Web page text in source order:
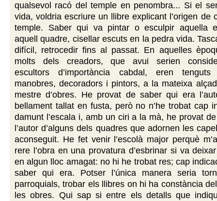
qualsevol racó del temple en penombra... Si el
vida, voldria escriure un llibre explicant l’origen de
temple. Saber qui va pintar o esculpir aquella
aquell quadre, cisellar escuts en la pedra vida.
difícil, retrocedir fins al passat. En aquelles
molts dels creadors, que avui serien
escultors d’importància cabdal, eren
manobres, decoradors i pintors, a la mateixa
mestre d’obres. He provat de saber qui era
bellament tallat en fusta, però no n’he trobat cap
damunt l’escala i, amb un ciri a la mà, he provat
l’autor d’alguns dels quadres que adornen les
aconseguit. He fet venir l’escolà major perquè
rere l’obra en una provatura d’esbrinar si va
en algun lloc amagat: no hi he trobat res; cap
saber qui era. Potser l’única manera seria
parroquials, trobar els llibres on hi ha constància
les obres. Qui sap si entre els detalls que